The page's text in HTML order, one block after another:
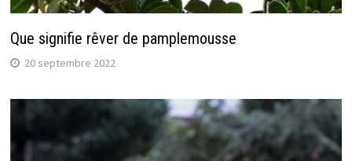
Que signifie rêver de pamplemousse
20 septembre 2022